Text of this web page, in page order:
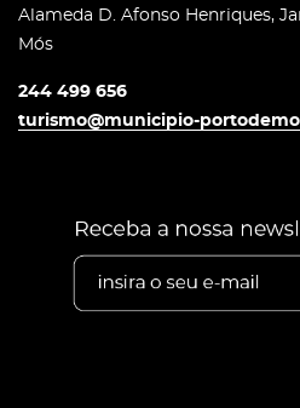
Alameda D. Afonso Henriques,
Mós
244 499 656
turismo@municipio-